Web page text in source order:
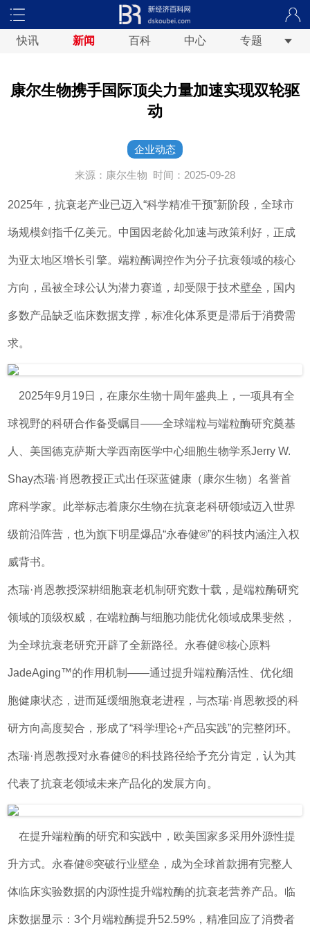
快讯 新闻 百科 中心 专题
康尔生物携手国际顶尖力量加速实现双轮驱
动
企业动态
来源：康尔生物 时间：2025-09-28
2025年，抗衰老产业已迈入“科学精准干预”新阶段，全球市
场规模剑指千亿美元。中国因老龄化加速与政策利好，正成
为亚太地区增长引擎。端粒酶调控作为分子抗衰领域的核心
方向，虽被全球公认为潜力赛道，却受限于技术壁垒，国内
多数产品缺乏临床数据支撑，标准化体系更是滞后于消费需
求。
2025年9月19日，在康尔生物十周年盛典上，一项具有全
球视野的科研合作备受瞩目——全球端粒与端粒酶研究奠基
人、美国德克萨斯大学西南医学中心细胞生物学系Jerry W.
Shay杰瑞·肖恩教授正式出任琛蓝健康（康尔生物）名誉首
席科学家。此举标志着康尔生物在抗衰老科研领域迈入世界
级前沿阵营，也为旗下明星爆品“永春健®”的科技内涵注入权
威背书。
杰瑞·肖恩教授深耕细胞衰老机制研究数十载，是端粒酶研究
领域的顶级权威，在端粒酶与细胞功能优化领域成果斐然，
为全球抗衰老研究开辟了全新路径。永春健®核心原料
JadeAging™的作用机制——通过提升端粒酶活性、优化细
胞健康状态，进而延缓细胞衰老进程，与杰瑞·肖恩教授的科
研方向高度契合，形成了“科学理论+产品实践”的完整闭环。
杰瑞·肖恩教授对永春健®的科技路径给予充分肯定，认为其
代表了抗衰老领域未来产品化的发展方向。
在提升端粒酶的研究和实践中，欧美国家多采用外源性提
升方式。永春健®突破行业壁垒，成为全球首款拥有完整人
体临床实验数据的内源性提升端粒酶的抗衰老营养产品。临
床数据显示：3个月端粒酶提升52.59%，精准回应了消费者